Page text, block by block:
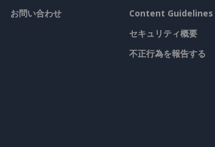
お問い合わせ
Content Guidelines
セキュリティ概要
不正行為を報告する